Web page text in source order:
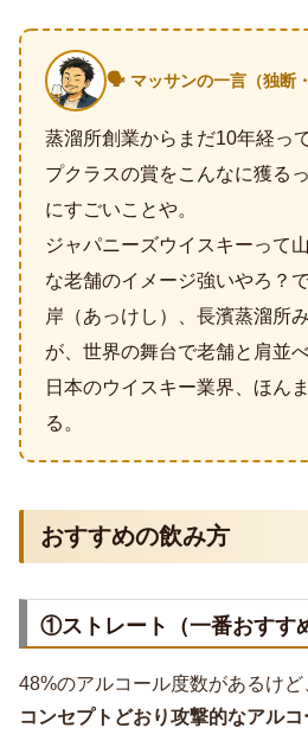
🗣️ マッサンの一言（独断
蒸溜所創業からまだ10年経っ
プクラスの賞をこんなに獲る
にすごいことや。
ジャパニーズウイスキーって
な老舗のイメージ強いやろ？
岸（あっけし）、長濱蒸溜所
が、世界の舞台で老舗と肩並
日本のウイスキー業界、ほん
る。
おすすめの飲み方
①ストレート（一番おすす
48%のアルコール度数があるけど
コンセプトどおり攻撃的なアル